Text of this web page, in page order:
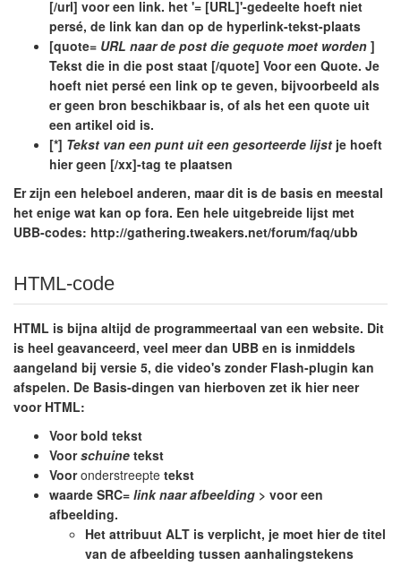
[/url] voor een link. het '= [URL]'-gedeelte hoeft niet
persé, de link kan dan op de hyperlink-tekst-plaats
[quote= URL naar de post die gequote moet worden ]
Tekst die in die post staat [/quote] Voor een Quote. Je
hoeft niet persé een link op te geven, bijvoorbeeld als
er geen bron beschikbaar is, of als het een quote uit
een artikel oid is.
[*] Tekst van een punt uit een gesorteerde lijst je hoeft
hier geen [/xx]-tag te plaatsen
Er zijn een heleboel anderen, maar dit is de basis en meestal
het enige wat kan op fora. Een hele uitgebreide lijst met
UBB-codes: http://gathering.tweakers.net/forum/faq/ubb
HTML-code
HTML is bijna altijd de programmeertaal van een website. Dit
is heel geavanceerd, veel meer dan UBB en is inmiddels
aangeland bij versie 5, die video's zonder Flash-plugin kan
afspelen. De Basis-dingen van hierboven zet ik hier neer
voor HTML:
Voorbold tekst
Voorschuine tekst
Vooronderstreepte tekst
waarde SRC= link naar afbeelding > voor een
afbeelding.
Het attribuut ALT is verplicht, je moet hier de titel
van de afbeelding tussen aanhalingstekens